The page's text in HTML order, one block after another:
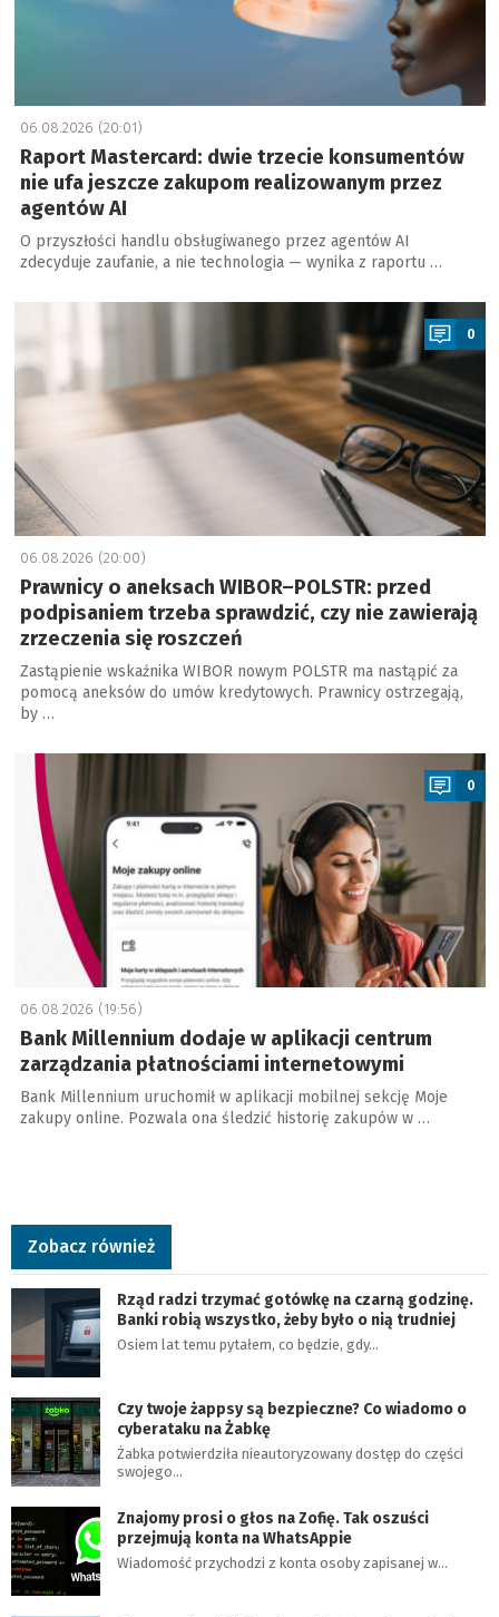
06.08.2026 (20:01)
Raport Mastercard: dwie trzecie konsumentów
nie ufa jeszcze zakupom realizowanym przez
agentów AI
O przyszłości handlu obsługiwanego przez agentów AI
zdecyduje zaufanie, a nie technologia — wynika z raportu …
a
0
06.08.2026 (20:00)
Prawnicy o aneksach WIBOR–POLSTR: przed
podpisaniem trzeba sprawdzić, czy nie zawierają
zrzeczenia się roszczeń
Zastąpienie wskaźnika WIBOR nowym POLSTR ma nastąpić za
pomocą aneksów do umów kredytowych. Prawnicy ostrzegają,
by …
0
06.08.2026 (19:56)
Bank Millennium dodaje w aplikacji centrum
zarządzania płatnościami internetowymi
Bank Millennium uruchomił w aplikacji mobilnej sekcję Moje
zakupy online. Pozwala ona śledzić historię zakupów w …
Zobacz również
Rząd radzi trzymać gotówkę na czarną godzinę.
Banki robią wszystko, żeby było o nią trudniej
Osiem lat temu pytałem, co będzie, gdy…
Czy twoje żappsy są bezpieczne? Co wiadomo o
cyberataku na Żabkę
Żabka potwierdziła nieautoryzowany dostęp do części
swojego…
Znajomy prosi o głos na Zofię. Tak oszuści
przejmują konta na WhatsAppie
Wiadomość przychodzi z konta osoby zapisanej w…